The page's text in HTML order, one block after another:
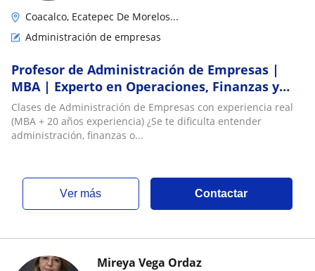
Coacalco, Ecatepec De Morelos...
Administración de empresas
Profesor de Administración de Empresas |
MBA | Experto en Operaciones, Finanzas y
Proyectos | +20 años de experiencia
Clases de Administración de Empresas con experiencia real
(MBA + 20 años experiencia) ¿Se te dificulta entender
administración, finanzas o...
ver más Contactar
Mireya Vega Ordaz